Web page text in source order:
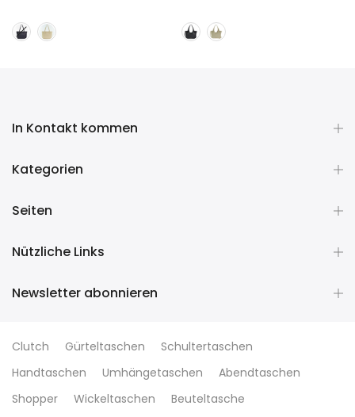
In Kontakt kommen
Kategorien
Seiten
Nützliche Links
Newsletter abonnieren
Clutch Gürteltaschen
Schultertaschen
Handtaschen
Umhängetaschen
Abendtaschen
Shopper
Wickeltaschen Beuteltasche